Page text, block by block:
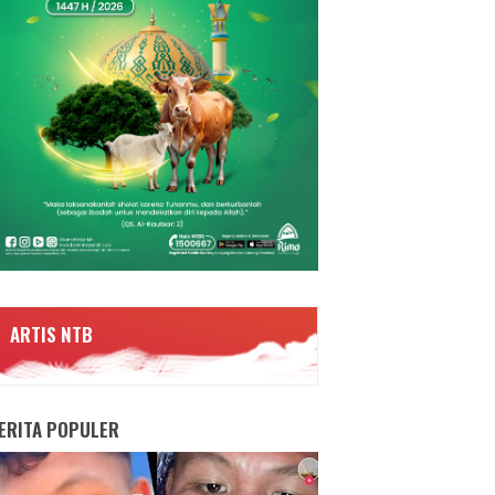
ARTIS NTB
POPULER